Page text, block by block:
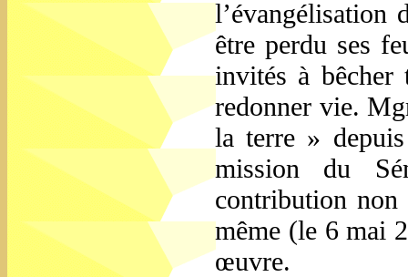
l’évangélisation
être perdu ses
invités à
redonner vie.
la terre »
mission du
contribution
même (le 6 mai
œuvre.